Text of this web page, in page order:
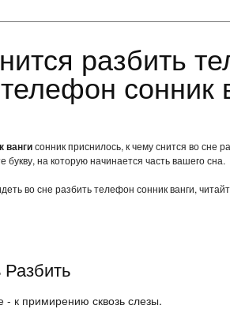
сонник
вангисонник приснилось, к чему снится во сне
букву, на которую начинается часть вашего сна.
во сне разбить телефон сонник ванги,
- к примирению сквозь слезы.